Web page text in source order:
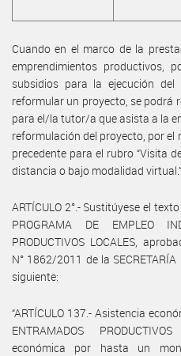
Cuando en el marco de la
emprendimientos productivos,
subsidios para la ejecución del
reformular un proyecto, se podrá
para el/la tutor/a que asista a la
reformulación del proyecto, por
precedente para el rubro “Visita
distancia o bajo modalidad virtual.”
ARTÍCULO 2°.- Sustitúyese el
PROGRAMA DE EMPLEO
PRODUCTIVOS LOCALES,
N° 1862/2011 de la
siguiente:
“ARTÍCULO 137.- Asistencia
ENTRAMADOS
económica por hasta un